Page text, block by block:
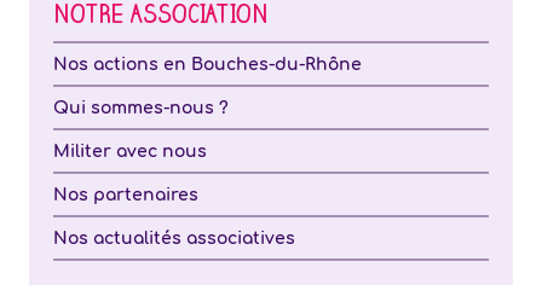
NOTRE ASSOCIATION
Nos actions en Bouches-du-Rhône
Qui sommes-nous ?
Militer avec nous
Nos partenaires
Nos actualités associatives